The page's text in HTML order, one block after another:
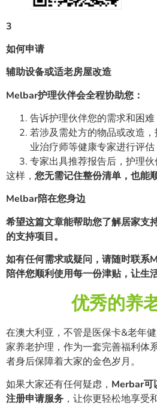
3
如何申请
辅助设备或适老房屋改造
Melbar护理伙伴会全程协助您：
告诉护理伙伴您的需求和困难
若涉及需处方的物品或改造
业治疗师等健康专家进行评估
专家出具推荐报告后，护理伙
这样， 您无需记住整份清单，也能
Melbar陪在您身边
希望这篇文章能帮助您了解居家支
的支持项目。
如有任何需求或疑问，请随时联系
陪伴您顺利使用每一份津贴，让生
优秀的养
在澳大利亚，不管是医保卡&老年
家养老护理，作为一套完善福利体
者身后保障着大家的金色岁月。
如果大家还有任何疑虑， Merbar可
注册申请服务 ，让你更轻松地享受